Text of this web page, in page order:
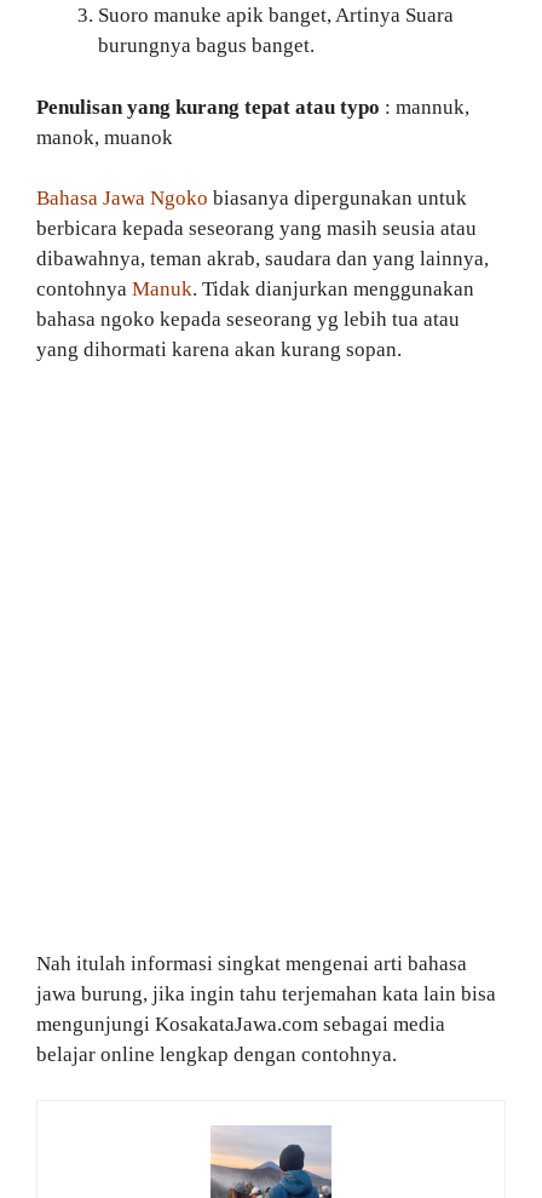
Suoro manuke apik banget, Artinya Suara
burungnya bagus banget.
Penulisan yang kurang tepat atau typo : mannuk,
manok, muanok
Bahasa Jawa Ngoko biasanya dipergunakan untuk
berbicara kepada seseorang yang masih seusia atau
dibawahnya, teman akrab, saudara dan yang lainnya,
contohnya Manuk. Tidak dianjurkan menggunakan
bahasa ngoko kepada seseorang yg lebih tua atau
yang dihormati karena akan kurang sopan.
Nah itulah informasi singkat mengenai arti bahasa
jawa burung, jika ingin tahu terjemahan kata lain bisa
mengunjungi KosakataJawa.com sebagai media
belajar online lengkap dengan contohnya.